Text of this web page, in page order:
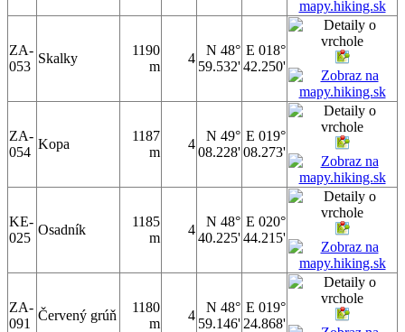
ZA-
053
Skalky
1190
m
4
N 48°
59.532'
E 018°
42.250'
ZA-
054
Kopa
1187
m
4
N 49°
08.228'
E 019°
08.273'
KE-
025
Osadník
1185
m
4
N 48°
40.225'
E 020°
44.215'
ZA-
091
Červený grúň
1180
m
4
N 48°
59.146'
E 019°
24.868'